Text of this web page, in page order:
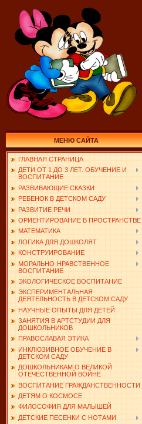
МЕНЮ САЙТА
ГЛАВНАЯ СТРАНИЦА
ДЕТИ ОТ 1 ДО 3 ЛЕТ. ОБУЧЕНИЕ И
ВОСПИТАНИЕ
РАЗВИВАЮЩИЕ СКАЗКИ
РЕБЕНОК В ДЕТСКОМ САДУ
РАЗВИТИЕ РЕЧИ
ОРИЕНТИРОВАНИЕ В ПРОСТРАНСТВЕ
МАТЕМАТИКА
ЛОГИКА ДЛЯ ДОШКОЛЯТ
КОНСТРУИРОВАНИЕ
МОРАЛЬНО-НРАВСТВЕННОЕ
ВОСПИТАНИЕ
ЭКОЛОГИЧЕСКОЕ ВОСПИТАНИЕ
ЭКСПЕРИМЕНТАЛЬНАЯ
ДЕЯТЕЛЬНОСТЬ В ДЕТСКОМ САДУ
НАУЧНЫЕ ОПЫТЫ ДЛЯ ДЕТЕЙ
ЗАНЯТИЯ В АРТСТУДИИ ДЛЯ
ДОШКОЛЬНИКОВ
ПРАВОСЛАВАЯ ЭТИКА
ИНКЛЮЗИВНОЕ ОБУЧЕНИЕ В
ДЕТСКОМ САДУ
ДОШКОЛЬНИКАМ О ВЕЛИКОЙ
ОТЕЧЕСТВЕННОЙ ВОЙНЕ
ВОСПИТАНИЕ ГРАЖДАНСТВЕННОСТИ
ДЕТЯМ О КОСМОСЕ
ФИЛОСОФИЯ ДЛЯ МАЛЫШЕЙ
ДЕТСКИЕ ПЕСЕНКИ С НОТАМИ